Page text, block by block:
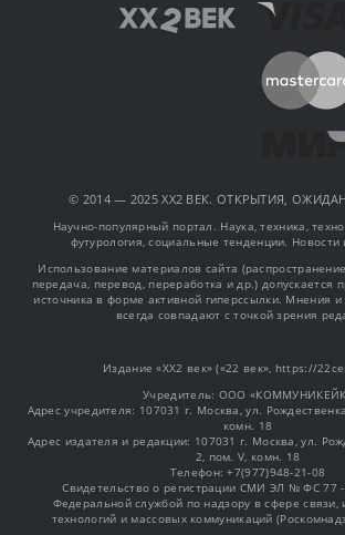
© 2014 — 2025 XX2 ВЕК. ОТКРЫТИЯ,
Научно-популярный портал. Наука, техника,
футурология, социальные тенденции. Новости
Использование материалов сайта
передача, перевод, переработка и др.) допускается
источника в форме активной гиперссылки. Мнения и
всегда совпадают с точкой зрения
Издание «XX2 век» («22 век», https://
Учредитель: OOO
Адрес учредителя: 107031 г. Москва, ул.
комн. 18
Адрес издателя и редакции: 107031 г. Москва, ул.
2, пом. V, комн. 18
Телефон: +7(977)948-21-08
Свидетельство о регистрации СМИ ЭЛ № ФС 77
Федеральной службой по надзору в сфере
технологий и массовых коммуникаций